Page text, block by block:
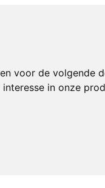
voor de volgende
in onze